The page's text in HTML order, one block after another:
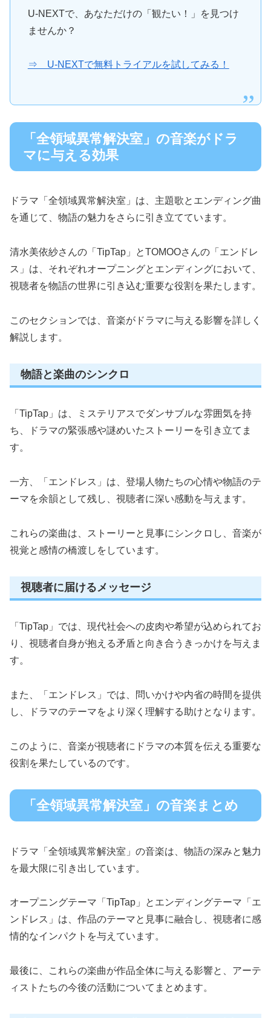
U-NEXTで、あなただけの「観たい！」を見つけ
ませんか？
⇒ U-NEXTで無料トライアルを試してみる！
「全領域異常解決室」の音楽がドラ
マに与える効果
ドラマ「全領域異常解決室」は、主題歌とエンディング曲
を通じて、物語の魅力をさらに引き立てています。
清水美依紗さんの「TipTap」とTOMOOさんの「エンドレ
ス」は、それぞれオープニングとエンディングにおいて、
視聴者を物語の世界に引き込む重要な役割を果たします。
このセクションでは、音楽がドラマに与える影響を詳しく
解説します。
物語と楽曲のシンクロ
「TipTap」は、ミステリアスでダンサブルな雰囲気を持
ち、ドラマの緊張感や謎めいたストーリーを引き立てま
す。
一方、「エンドレス」は、登場人物たちの心情や物語のテ
ーマを余韻として残し、視聴者に深い感動を与えます。
これらの楽曲は、ストーリーと見事にシンクロし、音楽が
視覚と感情の橋渡しをしています。
視聴者に届けるメッセージ
「TipTap」では、現代社会への皮肉や希望が込められてお
り、視聴者自身が抱える矛盾と向き合うきっかけを与えま
す。
また、「エンドレス」では、問いかけや内省の時間を提供
し、ドラマのテーマをより深く理解する助けとなります。
このように、音楽が視聴者にドラマの本質を伝える重要な
役割を果たしているのです。
「全領域異常解決室」の音楽まとめ
ドラマ「全領域異常解決室」の音楽は、物語の深みと魅力
を最大限に引き出しています。
オープニングテーマ「TipTap」とエンディングテーマ「エ
ンドレス」は、作品のテーマと見事に融合し、視聴者に感
情的なインパクトを与えています。
最後に、これらの楽曲が作品全体に与える影響と、アーテ
ィストたちの今後の活動についてまとめます。